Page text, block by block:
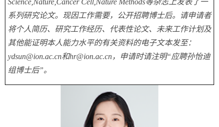
Science,Nature,Cancer Cell,Nature Methods等杂志上发表了一
系列研究论文。现因工作需要，公开招聘博士后。请申请者
将个人简历、研究工作经历、代表性论文、未来工作计划及
其他能证明本人能力水平的有关资料的电子文本发至：
ydsun@ion.ac.cn和hr@ion.ac.cn，申请时请注明“应聘孙怡迪
组博士后”。